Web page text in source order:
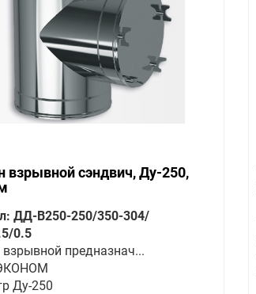
взрывной сэндвич, Ду-250,
ДД-В250-250/350-304/
0.5
предназнач...
Ду-250